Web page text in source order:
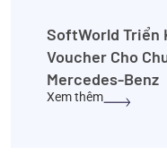
SoftWorld Triển
Voucher Cho
Mercedes-Benz
Xem thêm